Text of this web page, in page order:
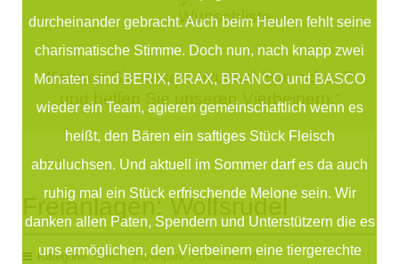
Kennen Sie unsere Wunschliste schon?
und helfen Sie unseren Vierbeinern.“
Freianlagen: Wolfsrudel
Kategorie:News - Bärenpark Schwarzwald
durcheinander gebracht. Auch beim Heulen fehlt seine
charismatische Stimme. Doch nun, nach knapp zwei
Monaten sind BERIX, BRAX, BRANCO und BASCO
wieder ein Team, agieren gemeinschaftlich wenn es
heißt, den Bären ein saftiges Stück Fleisch
abzuluchsen. Und aktuell im Sommer darf es da auch
ruhig mal ein Stück erfrischende Melone sein. Wir
danken allen Paten, Spendern und Unterstützern die es
uns ermöglichen, den Vierbeinern eine tiergerechte